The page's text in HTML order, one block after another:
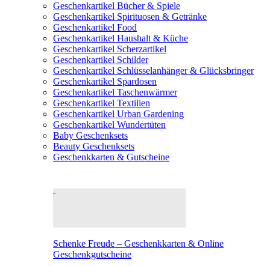
Geschenkartikel Bücher & Spiele
Geschenkartikel Spirituosen & Getränke
Geschenkartikel Food
Geschenkartikel Haushalt & Küche
Geschenkartikel Scherzartikel
Geschenkartikel Schilder
Geschenkartikel Schlüsselanhänger & Glücksbringer
Geschenkartikel Spardosen
Geschenkartikel Taschenwärmer
Geschenkartikel Textilien
Geschenkartikel Urban Gardening
Geschenkartikel Wundertüten
Baby Geschenksets
Beauty Geschenksets
Geschenkkarten & Gutscheine
Schenke Freude – Geschenkkarten & Online
Geschenkgutscheine